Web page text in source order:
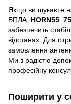
Якщо ви шукаєте
БПЛА,
забезпечить
відстанях. Для
замовлення
Ми з радістю
професійну
Поширити у